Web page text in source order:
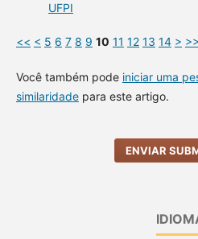
UFPI
<< < 5 6 7 8 9 10 11 12 13 14 > >>
Você também pode iniciar uma
similaridadepara este artigo.
ENVIAR